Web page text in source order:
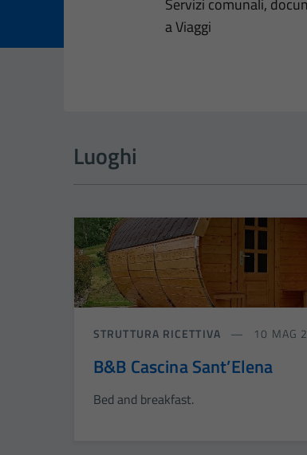
Dettagli
Servizi comunali,
a Viaggi
Luoghi
STRUTTURA RICETTIVA 10 MAG
B&B Cascina Sant’Elena
Bed and breakfast.